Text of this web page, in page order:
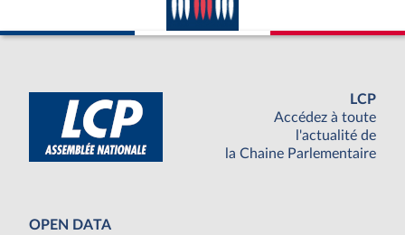
LCP
Accédez à toute
l'actualité de
la Chaine Parlementaire
OPEN DATA